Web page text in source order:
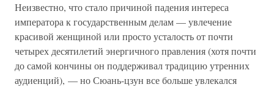
Неизвестно, что стало причиной падения интереса
императора к государственным делам — увлечение
красивой женщиной или просто усталость от почти
четырех десятилетий энергичного правления (хотя почти
до самой кончины он поддерживал традицию утренних
аудиенций), — но Сюань-цзун все больше увлекался